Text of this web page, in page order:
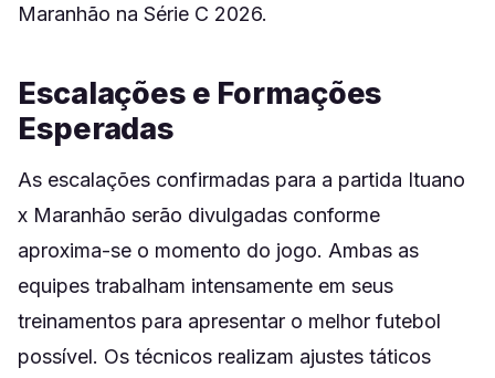
Maranhão na Série C 2026.
Escalações e Formações
Esperadas
As escalações confirmadas para a partida Ituano
x Maranhão serão divulgadas conforme
aproxima-se o momento do jogo. Ambas as
equipes trabalham intensamente em seus
treinamentos para apresentar o melhor futebol
possível. Os técnicos realizam ajustes táticos